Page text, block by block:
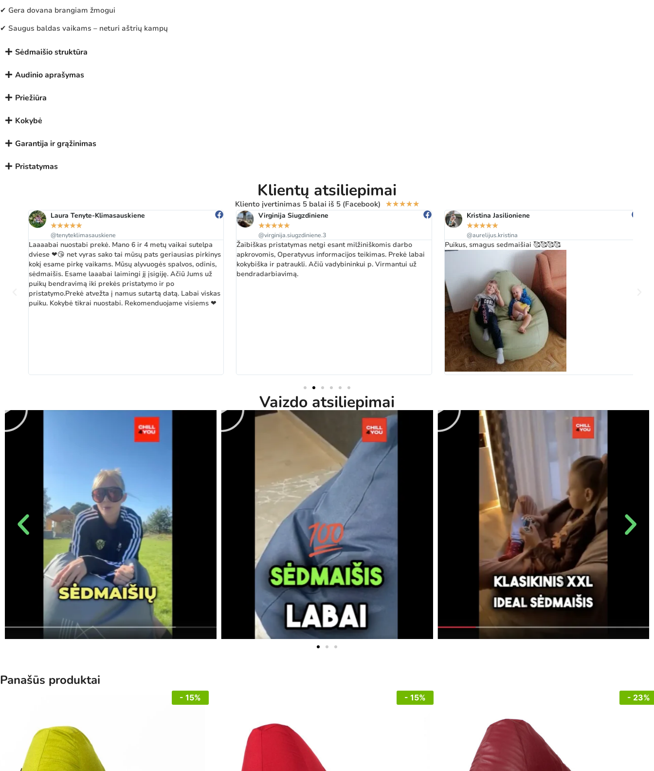
✔ Gera dovana brangiam žmogui
✔ Saugus baldas vaikams – neturi aštrių kampų
Sėdmaišio struktūra
Audinio aprašymas
Priežiūra
Kokybė
Garantija ir grąžinimas
Pristatymas
Klientų atsiliepimai
Kliento įvertinimas 5 balai iš 5 (Facebook) ★★★★★
Laura Tenyte-Klimasauskiene
★ ★★★★
@tenyteklimasauskiene
Laaaabai nuostabi prekė. Mano 6 ir 4 metų vaikai sutelpa
dviese ❤😘 net vyras sako tai mūsų pats geriausias pirkinys
kokį esame pirkę vaikams. Mūsų alyvuogės spalvos, odinis,
sėdmaišis. Esame laaabai laimingi jį įsigiję. Ačiū Jums už
puikų bendravimą iki prekės pristatymo ir po
pristatymo.Prekė atvežta į namus sutartą datą. Labai viskas
puiku. Kokybė tikrai nuostabi. Rekomenduojame visiems ❤
Virginija Siugzdiniene
★ ★★★★
@virginija.siugzdiniene.3
Žaibiškas pristatymas netgi esant milžiniškomis darbo
apkrovomis, Operatyvus informacijos teikimas. Prekė labai
kokybiška ir patraukli. Ačiū vadybininkui p. Virmantui už
bendradarbiavimą.
Kristina Jasilioniene
★ ★★★★
@aurelijus.kristina
Puikus, smagus sedmaišiai 🥰🥰🥰🥰
Vaizdo atsiliepimai
Panašūs produktai
- 15% - 15% - 23%